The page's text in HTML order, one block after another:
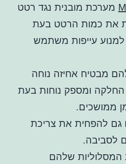
מערכת מובנית נגד רטט
את כמות הרטט בעת
למנוע עייפות משתמש
מבטיח אחיזה נוחה
ומספק נוחות בעת
ממושכים.
גם להפחית את צריכת
לסביבה.
שלהם